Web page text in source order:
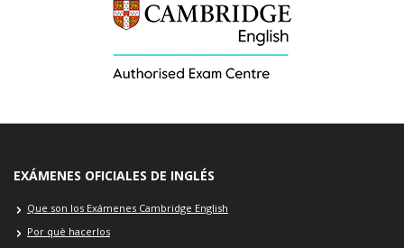
EXÁMENES OFICIALES DE INGLÉS
Que son los Exámenes Cambridge English
Por què hacerlos